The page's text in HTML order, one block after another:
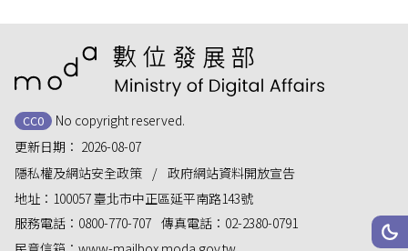
網站
深
CC0
No copyright reserved.
更新日期： 2026-08-07
隱私權及網站安全政策
政府網站資料開放宣告
地址： 100057 臺北市中正區延平南路143號
服務電話： 0800-770-707 傳真電話： 02-2380-0791